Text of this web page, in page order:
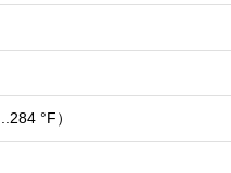
°F）